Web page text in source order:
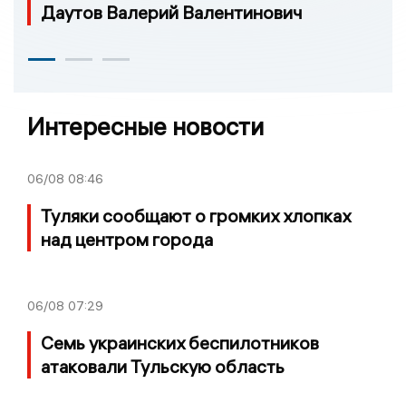
Даутов Валерий Валентинович
Интересные новости
06/08 08:46
Туляки сообщают о громких хлопках
над центром города
06/08 07:29
Семь украинских беспилотников
атаковали Тульскую область